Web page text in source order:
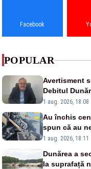
Facebook
POPULAR
Avertisment
Debitul
Cernavodă s-
1 aug. 2026, 18:08
Au închis
spun că au
vina în plină
1 aug. 2026, 18:11
Dunărea a
la suprafață